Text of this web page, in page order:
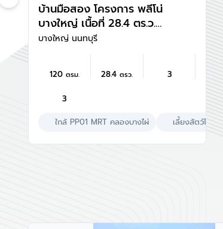
บ้านมือสอง โครงการ พลีโน่
บางใหญ่ เนื้อที่ 28.4 ตร.ว.
พื้นที่ใช้สอย 120 ตร.ม.
ฟังก์ชัน 3 ห้องนอน 3 ห้องน้ำ
เดินทาง เชื่อมต่อถนน
กาญจนาภิเษก, ถนน
สีม่วง "สถานีตลาดบางใหญ่"
บางใหญ่ นนทบุรี
120 ตรม. 28.4ตรว. 3
3
ใกล้ PP01 MRT คลองบางไผ่ เลี้ยงสัตว์ได้